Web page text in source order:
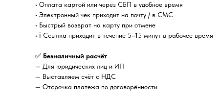
• Оплата картой или через СБП в удобное время
• Электронный чек приходит на почту / в СМС
• Быстрый возврат на карту при отмене
• ℹ️ Ссылка приходит в течение 5–15 минут в рабочее время
✅ Безналичный расчёт
— Для юридических лиц и ИП
— Выставляем счёт с НДС
— Отсрочка платежа по договорённости